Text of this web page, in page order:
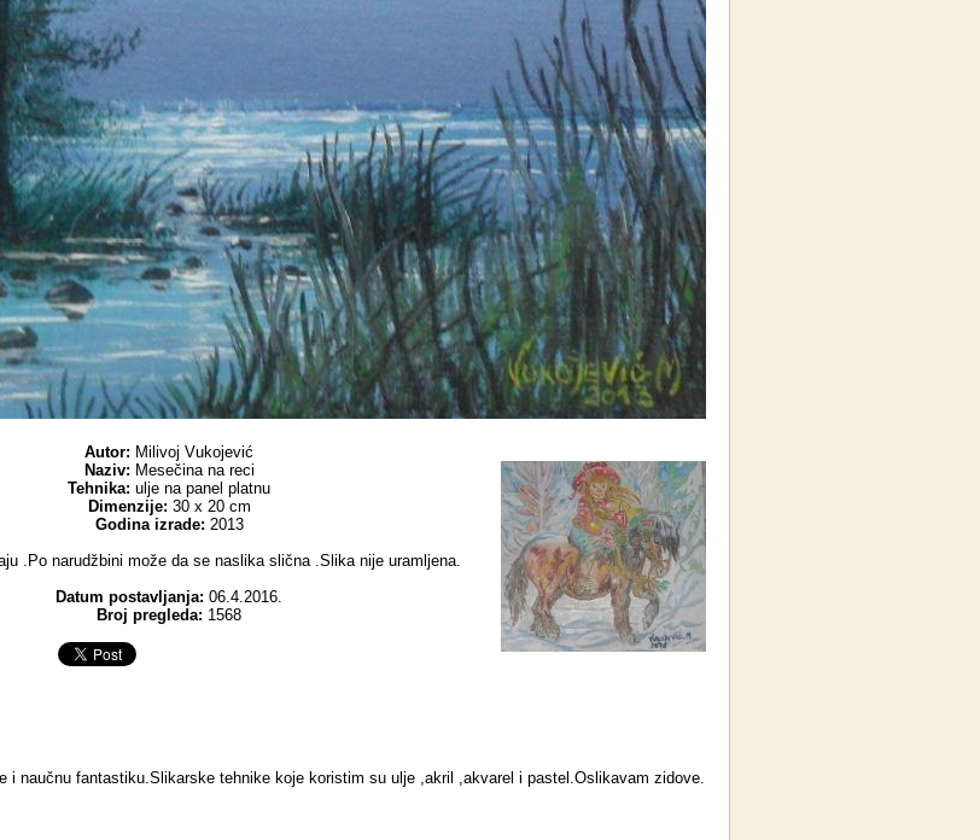
Autor: Milivoj Vukojević
Naziv: Mesečina na reci
Tehnika: ulje na panel platnu
Dimenzije: 30 x 20 cm
Godina izrade: 2013
.Po narudžbini može da se naslika slična .Slika nije uramljena.
Datum postavljanja: 06.4.2016.
Broj pregleda: 1568
naučnu fantastiku.Slikarske tehnike koje koristim su ulje ,akril ,akvarel i pastel.Oslikavam zidove.